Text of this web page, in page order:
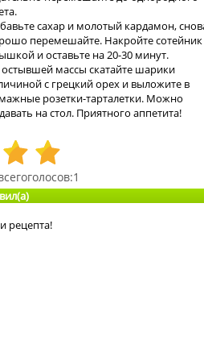
сахар и молотый кардамон,
перемешайте. Накройте сотейник
и оставьте на 20-30 минут.
массы скатайте шарики
с грецкий орех и выложите в
розетки-тарталетки. Можно
на стол. Приятного аппетита!
1
рецепта!